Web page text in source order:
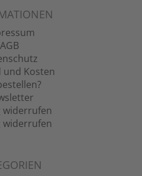
AGB
und Kosten
widerrufen
widerrufen